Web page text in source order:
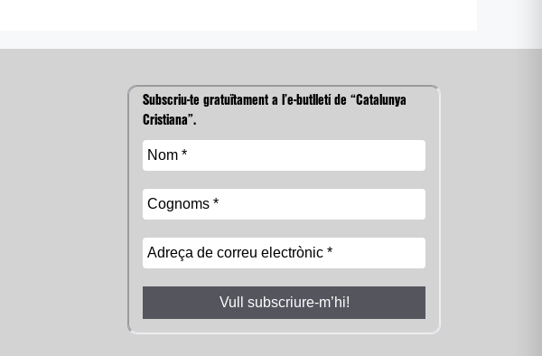
Subscriu-te gratuïtament a l’e-butlletí de “Catalunya
Cristiana”.